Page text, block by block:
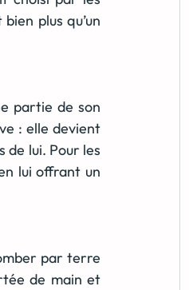
plus qu’un
partie de son
: elle devient
de lui. Pour les
lui offrant un
par terre
de main et